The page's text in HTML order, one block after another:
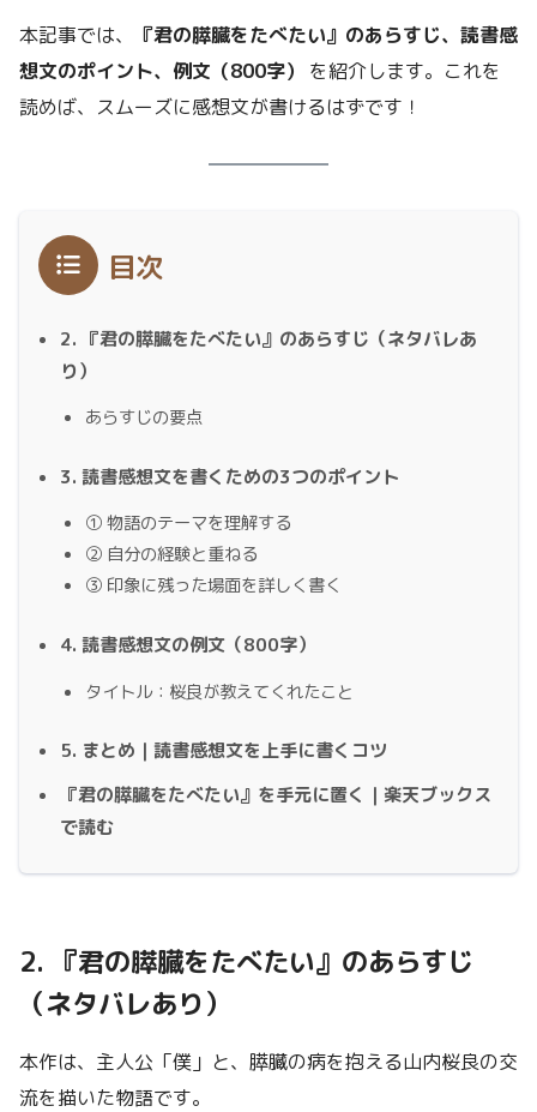
本記事では、
『君の膵臓をたべたい』のあらすじ、読書感
想文のポイント、例文（800字）
を紹介します。これを
読めば、スムーズに感想文が書けるはずです！
目次
2. 『君の膵臓をたべたい』のあらすじ（ネタバレあ
り）
あらすじの要点
3. 読書感想文を書くための3つのポイント
① 物語のテーマを理解する
② 自分の経験と重ねる
③ 印象に残った場面を詳しく書く
4. 読書感想文の例文（800字）
タイトル：桜良が教えてくれたこと
5. まとめ｜読書感想文を上手に書くコツ
『君の膵臓をたべたい』を手元に置く｜楽天ブックス
で読む
2. 『君の膵臓をたべたい』のあらすじ
（ネタバレあり）
本作は、主人公「僕」と、膵臓の病を抱える山内桜良の交
流を描いた物語です。